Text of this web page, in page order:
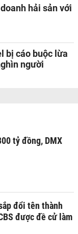
hải sản với
bị cáo buộc lừa
người
tỷ đồng, DMX
đổi tên thành
được đề cử làm